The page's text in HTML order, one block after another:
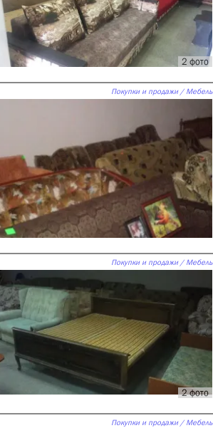
2 фото
Покупки и продажи / Мебель
Покупки и продажи / Мебель
2 фото
Покупки и продажи / Мебель